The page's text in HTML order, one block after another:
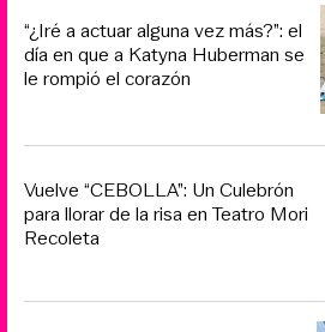
“¿Iré a actuar alguna vez más?”: el
día en que a Katyna Huberman se
le rompió el corazón
Vuelve “CEBOLLA”: Un Culebrón
para llorar de la risa en Teatro Mori
Recoleta